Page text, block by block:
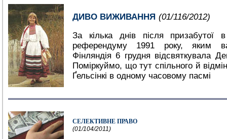
ДИВО ВИЖИВАННЯ (01/116/2012)
За кілька днів після призабутої в
референдуму 1991 року, яким
Фінляндія 6 грудня відсвяткувала
Поміркуймо, що тут спільного й
Ґельсінкі в одному часовому пасмі
СЕЛЕКТИВНЕ ПРАВО
(01/104/2011)